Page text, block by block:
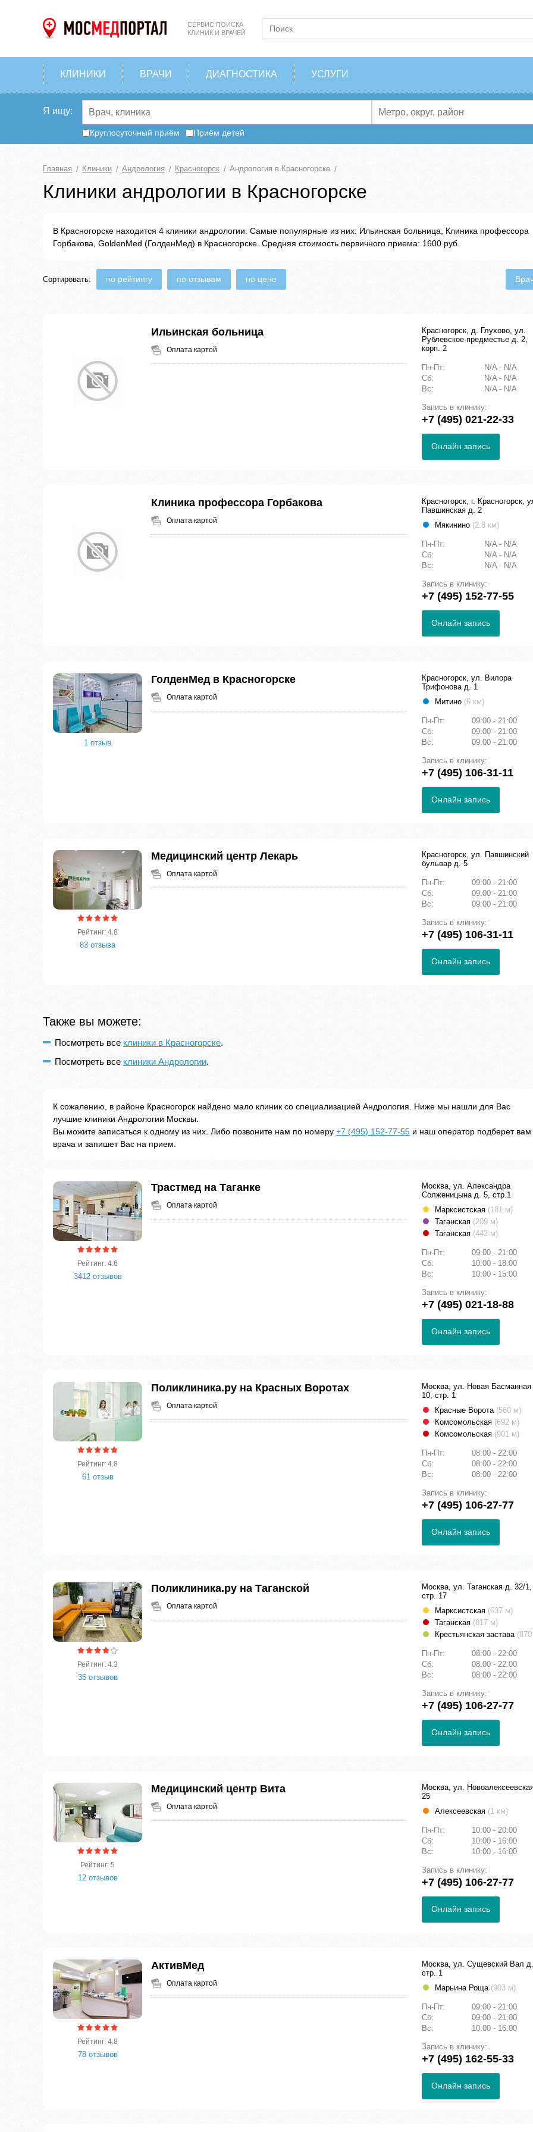
СЕРВИС ПОИСКА
КЛИНИК И ВРАЧЕЙ
КЛИНИКИ ВРАЧИ ДИАГНОСТИКА УСЛУГИ
Я ищу:
Круглосуточный приём Приём детей
Главная Клиники Андрология Красногорск Андрология в Красногорске
Клиники андрологии в Красногорске
В Красногорске находится 4 клиники андрологии. Самые популярные из них: Ильинская больница, Клиника профессора
Горбакова, GoldenMed (ГолденМед) в Красногорске. Средняя стоимость первичного приема: 1600 руб.
Сортировать: по рейтингу по отзывам по цене
Ильинская больница
Оплата картой
Красногорск, д. Глухово, ул.
Рублевское предместье д. 2,
корп. 2
Пн-Пт:
N/A - N/A
Сб:
N/A - N/A
Вс:
N/A - N/A
Запись в клинику:
+7 (495) 021-22-33
Онлайн запись
Клиника профессора Горбакова
Оплата картой
Красногорск, г. Красногорск,
Павшинская д. 2
Мякинино (2.8 км)
Пн-Пт:
N/A - N/A
Сб:
N/A - N/A
Вс:
N/A - N/A
Запись в клинику:
+7 (495) 152-77-55
Онлайн запись
1 отзыв
ГолденМед в Красногорске
Оплата картой
Красногорск, ул. Вилора
Трифонова д. 1
Митино (6 км)
Пн-Пт:
09:00 - 21:00
Сб:
09:00 - 21:00
Вс:
09:00 - 21:00
Запись в клинику:
+7 (495) 106-31-11
Онлайн запись
Рейтинг: 4.8
83 отзыва
Медицинский центр Лекарь
Оплата картой
Красногорск, ул. Павшинский
бульвар д. 5
Пн-Пт:
09:00 - 21:00
Сб:
09:00 - 21:00
Вс:
09:00 - 21:00
Запись в клинику:
+7 (495) 106-31-11
Онлайн запись
Также вы можете:
Посмотреть все клиники в Красногорске.
Посмотреть все клиники Андрологии.
К сожалению, в районе Красногорск найдено мало клиник со специализацией Андрология. Ниже мы нашли для Вас
лучшие клиники Андрологии Москвы.
Вы можите записаться к одному из них. Либо позвоните нам по номеру +7 (495) 152-77-55 и наш оператор подберет вам
врача и запишет Вас на прием.
Рейтинг: 4.6
3412 отзывов
Трастмед на Таганке
Оплата картой
Москва, ул. Александра
Солженицына д. 5, стр.1
Марксистская (181 м)
Таганская (209 м)
Таганская (442 м)
Пн-Пт:
09:00 - 21:00
Сб:
10:00 - 18:00
Вс:
10:00 - 15:00
Запись в клинику:
+7 (495) 021-18-88
Онлайн запись
Рейтинг: 4.8
61 отзыв
Поликлиника.ру на Красных Воротах
Оплата картой
Москва, ул. Новая
10, стр. 1
Красные Ворота (560 м)
Комсомольская (692 м)
Комсомольская (901 м)
Пн-Пт:
08:00 - 22:00
Сб:
08:00 - 22:00
Вс:
08:00 - 22:00
Запись в клинику:
+7 (495) 106-27-77
Онлайн запись
Рейтинг: 4.3
35 отзывов
Поликлиника.ру на Таганской
Оплата картой
Москва, ул. Таганская д. 32/1,
стр. 17
Марксистская (637 м)
Таганская (817 м)
Крестьянская застава
Пн-Пт:
08:00 - 22:00
Сб:
08:00 - 22:00
Вс:
08:00 - 22:00
Запись в клинику:
+7 (495) 106-27-77
Онлайн запись
Рейтинг: 5
12 отзывов
Медицинский центр Вита
Оплата картой
Москва, ул.
25
Алексеевская (1 км)
Пн-Пт:
10:00 - 20:00
Сб:
10:00 - 16:00
Вс:
10:00 - 16:00
Запись в клинику:
+7 (495) 106-27-77
Онлайн запись
Рейтинг: 4.8
78 отзывов
АктивМед
Оплата картой
Москва, ул. Сущевский Вал
стр. 1
Марьина Роща (903 м)
Пн-Пт:
09:00 - 21:00
Сб:
09:00 - 21:00
Вс:
10:00 - 16:00
Запись в клинику:
+7 (495) 162-55-33
Онлайн запись